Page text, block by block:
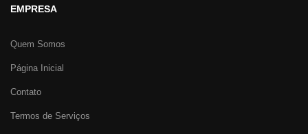
EMPRESA
Quem Somos
Página Inicial
Contato
Termos de Serviços